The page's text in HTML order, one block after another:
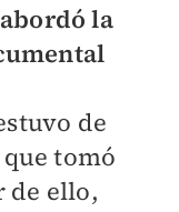
abordó la
de
tomó
de ello,